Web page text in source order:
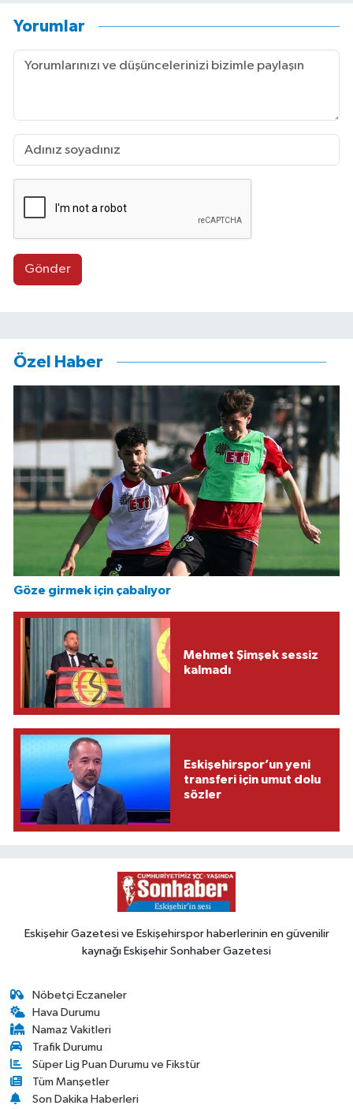
Yorumlar
Gönder
Özel Haber
Göze girmek için çabalıyor
Mehmet Şimşek sessiz
kalmadı
Eskişehirspor’un yeni
transferi için umut dolu
sözler
Eskişehir Gazetesi ve Eskişehirspor haberlerinin en güvenilir
kaynağı Eskişehir Sonhaber Gazetesi
Nöbetçi Eczaneler
Hava Durumu
Namaz Vakitleri
Trafik Durumu
Süper Lig Puan Durumu ve Fikstür
Tüm Manşetler
Son Dakika Haberleri